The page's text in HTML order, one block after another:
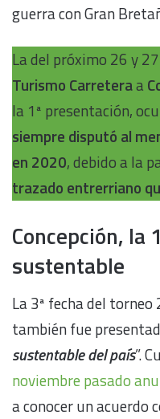
guerra con Gran
La del próximo 26 y
Turismo Carreteraa
la 1ª presentación,
siempre disputó al
en 2020, debido a la
trazado entrerriano
Concepción, la
sustentable
La 3ª fecha del torneo
también fue
sustentable del país”.
noviembre pasado
a conocer un acuerdo